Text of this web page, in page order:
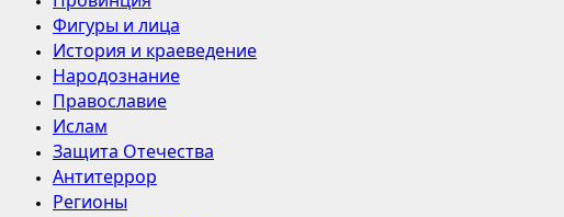
Фигуры и лица
История и краеведение
Народознание
Православие
Ислам
Защита Отечества
Антитеррор
Регионы